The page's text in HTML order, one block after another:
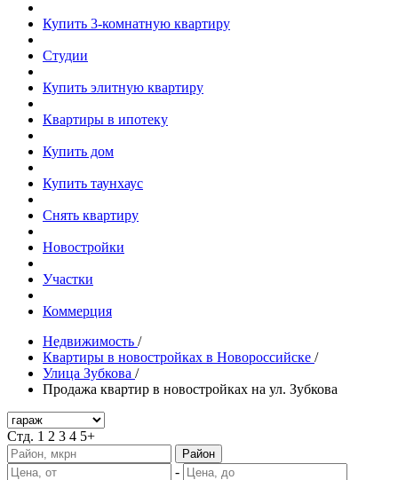
Купить 3-комнатную квартиру
Студии
Купить элитную квартиру
Квартиры в ипотеку
Купить дом
Купить таунхаус
Снять квартиру
Новостройки
Участки
Коммерция
Недвижимость /
Квартиры в новостройках в Новороссийске /
Улица Зубкова /
Продажа квартир в новостройках на ул. Зубкова
Стд. 1 2 3 4 5+
Район
-